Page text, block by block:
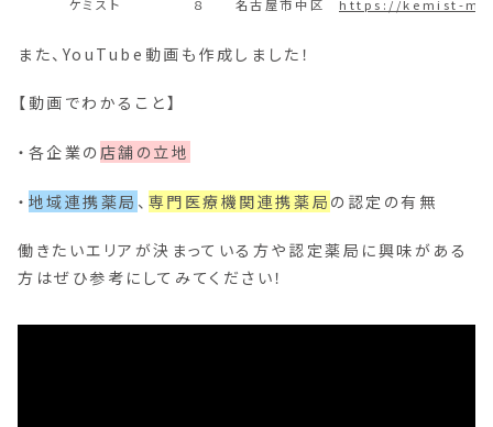
ケミスト ８ 名古屋市中区 https://kemist-
また、YouTube動画も作成しました！
【動画でわかること】
・各企業の 店舗の立地
・ 地域連携薬局 、 専門医療機関連携薬局 の認定の有無
働きたいエリアが決まっている方や認定薬局に興味がある
方はぜひ参考にしてみてください！